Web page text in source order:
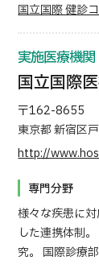
ガイドライン
JTBのガバナン
日本語
国立国際 健診
実施医療機関
国立国際
〒162-8655
東京都 新宿区
http://
専門分野
様々な疾患に
した連携体制
究。 国際診療